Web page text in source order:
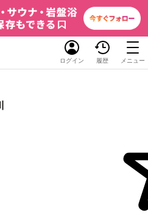
ログイン 履歴 メニュー